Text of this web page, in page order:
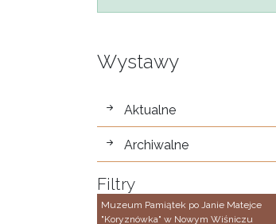
Wystawy
wystawy
Aktualne
Archiwalne
Filtry
Muzeum Pamiątek po Janie Matejce
"Koryznówka" w Nowym Wiśniczu